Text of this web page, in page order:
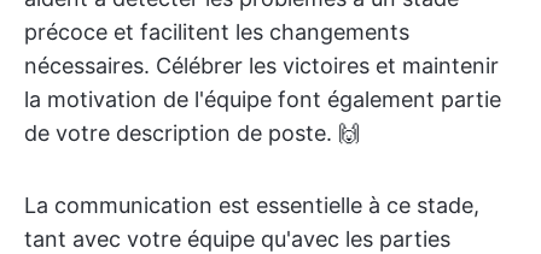
précoce et facilitent les changements
nécessaires. Célébrer les victoires et maintenir
la motivation de l'équipe font également partie
de votre description de poste. 🙌
La communication est essentielle à ce stade,
tant avec votre équipe qu'avec les parties